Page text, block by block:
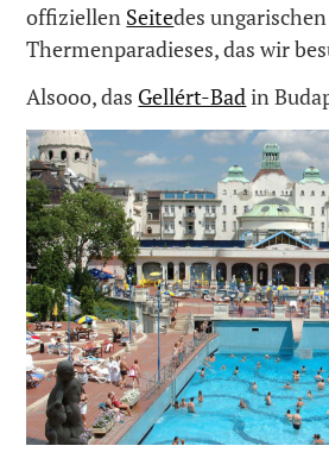
offiziellen Seitedes ungarischen
Thermenparadieses, das wir
Alsooo, das Gellért-Badin